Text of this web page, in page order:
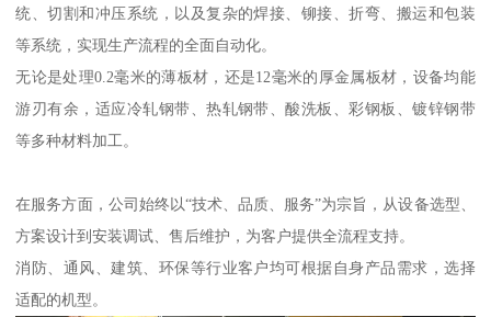
统、切割和冲压系统，以及复杂的焊接、铆接、折弯、搬运和包装
等系统，实现生产流程的全面自动化。
无论是处理0.2毫米的薄板材，还是12毫米的厚金属板材，设备均能
游刃有余，适应冷轧钢带、热轧钢带、酸洗板、彩钢板、镀锌钢带
等多种材料加工。
在服务方面，公司始终以“技术、品质、服务”为宗旨，从设备选型、
方案设计到安装调试、售后维护，为客户提供全流程支持。
消防、通风、建筑、环保等行业客户均可根据自身产品需求，选择
适配的机型。